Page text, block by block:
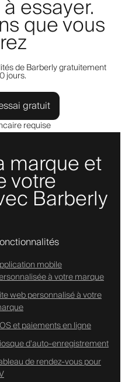
essayer.
que vous
de Barberly gratuitement
jours.
gratuit
requise
marque et
votre
Barberly
mobile
à votre marque
web personnalisé à votre
et paiements en ligne
d'auto-enregistrement
de rendez-vous pour